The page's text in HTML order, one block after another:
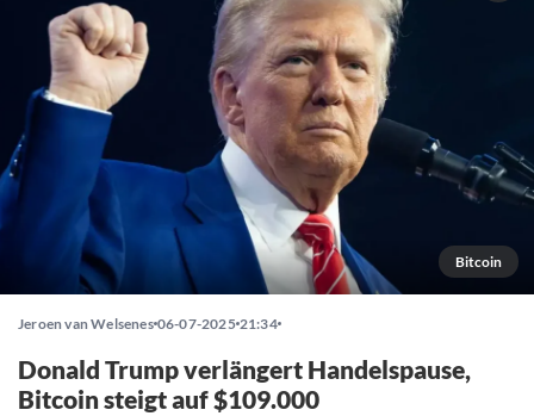
Bitcoin
Jeroen van Welsenes 06-07-2025 21:34
Donald Trump verlängert Handelspause,
Bitcoin steigt auf $109.000